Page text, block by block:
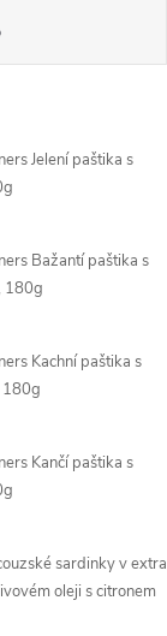
Jelení paštika s
Bažantí paštika s
180g
Kachní paštika s
180g
Kančí paštika s
sardinky v extra
oleji s citronem